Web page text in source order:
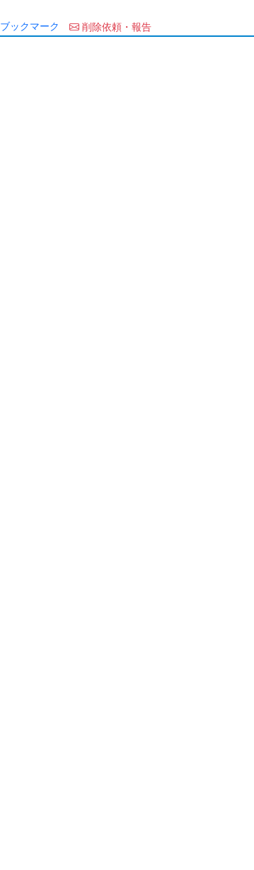
ブックマーク 削除依頼・報告